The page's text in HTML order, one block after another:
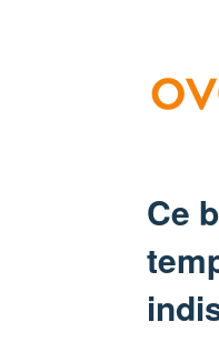
Ce